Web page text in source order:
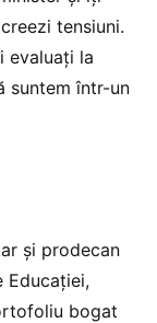
tensiuni.
evaluați la
suntem într-un
și prodecan
Educației,
bogat